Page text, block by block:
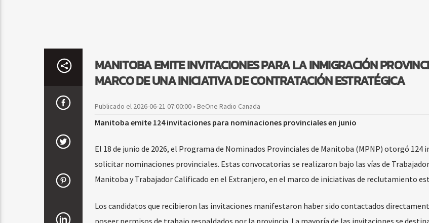
MANITOBA EMITE INVITACIONES PARA LA INMIGRACIÓN
MARCO DE UNA INICIATIVA DE CONTRATACIÓN ESTRATÉGICA
Publicado el 2026-06-21 07:00:00 • BeOne Radio Canada
Manitoba emite 124 invitaciones para nominaciones provinciales en junio
El 18 de junio de 2026, el Programa de Nominados Provinciales de Manitoba (MPNP) otorgó 124
solicitar nominaciones provinciales. Estas convocatorias se realizaron bajo las vías de
Manitoba y Trabajador Calificado en el Extranjero, en el marco de iniciativas de reclutamiento
Los candidatos que recibieron las invitaciones manifestaron haber sido contactados
poseer permisos de trabajo respaldados por la provincia. La mayoría de las invitaciones se